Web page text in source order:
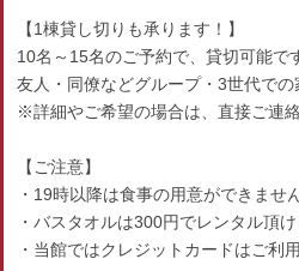
【1棟貸し切りも承ります！】
10名～15名のご予約で、貸切可能で
友人・同僚などグループ・3世代での
※詳細やご希望の場合は、直接ご連
【ご注意】
・19時以降は食事の用意ができませ
・バスタオルは300円でレンタル頂け
・当館ではクレジットカードはご利